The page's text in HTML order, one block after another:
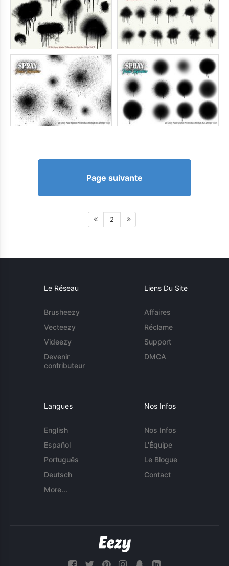
Page suivante
2
Le Réseau
Brusheezy
Vecteezy
Videezy
Devenir
contributeur
Liens Du Site
Affaires
Réclame
Support
DMCA
Langues
English
Español
Português
Deutsch
More...
Nos Infos
Nos Infos
L'Équipe
Le Blogue
Contact